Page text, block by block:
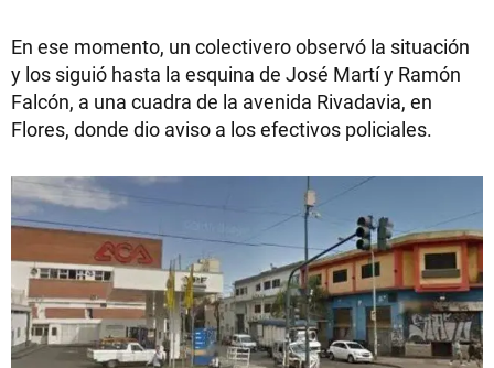
En ese momento, un colectivero observó la situación
y los siguió hasta la esquina de José Martí y Ramón
Falcón, a una cuadra de la avenida Rivadavia, en
Flores, donde dio aviso a los efectivos policiales.